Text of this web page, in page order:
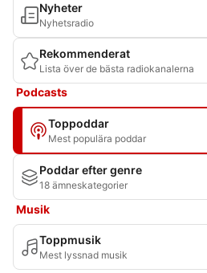
Nyheter
Nyhetsradio
Rekommenderat
Lista över de bästa radiokanalerna
Podcasts
Toppoddar
Mest populära poddar
Poddar efter genre
18 ämneskategorier
Musik
Toppmusik
Mest lyssnad musik